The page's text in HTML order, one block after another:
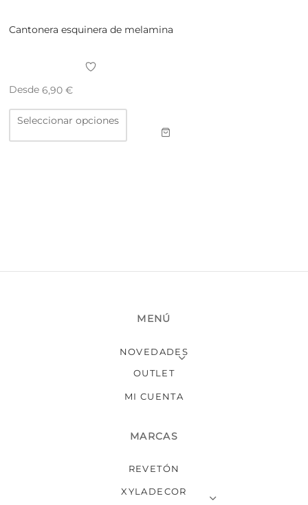
Cantonera esquinera de melamina
Desde 6,90 €
Seleccionar opciones
Este
múltiples
MENÚ
NOVEDADES
OUTLET
MI CUENTA
MARCAS
REVETÓN
XYLADECOR